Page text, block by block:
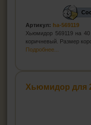
Артикул: ha-569119
Хьюмидор 569119 на 40
коричневый. Размер
Подробнее...
Хьюмидор для